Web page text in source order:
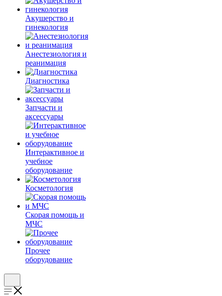
Акушерство и
гинекология
Анестезиология и
реанимация
Диагностика
Запчасти и
аксессуары
Интерактивное и
учебное
оборудование
Косметология
Скорая помощь и
МЧС
Прочее
оборудование